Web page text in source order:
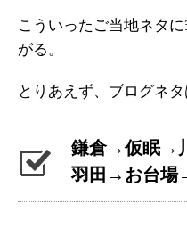
こういったご当地ネタ
がる。
とりあえず、ブログネタ
鎌倉→仮眠→
羽田→お台